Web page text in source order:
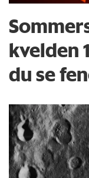
kvelden
du se